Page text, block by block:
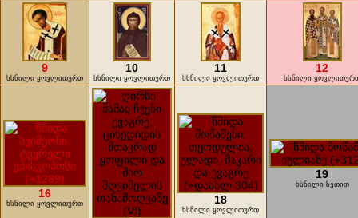
9
ხსნილი ყოვლითურთ
10
ხსნილი ყოვლითურთ
11
ხსნილი ყოვლითურთ
12
ხსნილი
16
ხსნილი ყოვლითურთ 18
ხსნილი ყოვლითურთ
19
ხსნილი ზეთით